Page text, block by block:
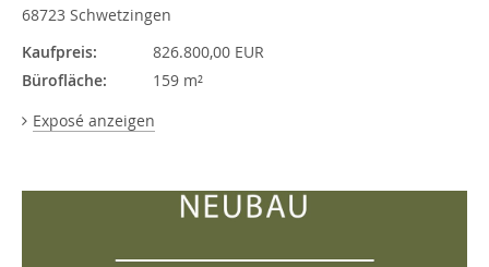
68723 Schwetzingen
Kaufpreis:
826.800,00 EUR
Bürofläche:
159 m²
Exposé anzeigen